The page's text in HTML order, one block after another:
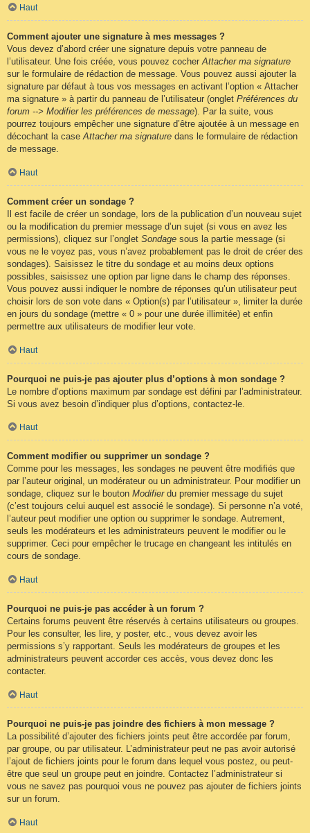
Haut
Comment ajouter une signature à mes messages ?
Vous devez d’abord créer une signature depuis votre panneau de
l’utilisateur. Une fois créée, vous pouvez cocherAttacher ma signature
sur le formulaire de rédaction de message. Vous pouvez aussi ajouter la
signature par défaut à tous vos messages en activant l’option « Attacher
ma signature » à partir du panneau de l’utilisateur (onglet Préférences du
forum --> Modifier les préférences de message). Par la suite, vous
pourrez toujours empêcher une signature d’être ajoutée à un message en
décochant la caseAttacher ma signature dans le formulaire de rédaction
de message.
Haut
Comment créer un sondage ?
Il est facile de créer un sondage, lors de la publication d’un nouveau sujet
ou la modification du premier message d’un sujet (si vous en avez les
permissions), cliquez sur l’onglet Sondage sous la partie message (si
vous ne le voyez pas, vous n’avez probablement pas le droit de créer des
sondages). Saisissez le titre du sondage et au moins deux options
possibles, saisissez une option par ligne dans le champ des réponses.
Vous pouvez aussi indiquer le nombre de réponses qu’un utilisateur peut
choisir lors de son vote dans « Option(s) par l’utilisateur », limiter la durée
en jours du sondage (mettre « 0 » pour une durée illimitée) et enfin
permettre aux utilisateurs de modifier leur vote.
Haut
Pourquoi ne puis-je pas ajouter plus d’options à mon sondage ?
Le nombre d’options maximum par sondage est défini par l’administrateur.
Si vous avez besoin d’indiquer plus d’options, contactez-le.
Haut
Comment modifier ou supprimer un sondage ?
Comme pour les messages, les sondages ne peuvent être modifiés que
par l’auteur original, un modérateur ou un administrateur. Pour modifier un
sondage, cliquez sur le bouton Modifierdu premier message du sujet
(c’est toujours celui auquel est associé le sondage). Si personne n’a voté,
l’auteur peut modifier une option ou supprimer le sondage. Autrement,
seuls les modérateurs et les administrateurs peuvent le modifier ou le
supprimer. Ceci pour empêcher le trucage en changeant les intitulés en
cours de sondage.
Haut
Pourquoi ne puis-je pas accéder à un forum ?
Certains forums peuvent être réservés à certains utilisateurs ou groupes.
Pour les consulter, les lire, y poster, etc., vous devez avoir les
permissions s’y rapportant. Seuls les modérateurs de groupes et les
administrateurs peuvent accorder ces accès, vous devez donc les
contacter.
Haut
Pourquoi ne puis-je pas joindre des fichiers à mon message ?
La possibilité d’ajouter des fichiers joints peut être accordée par forum,
par groupe, ou par utilisateur. L’administrateur peut ne pas avoir autorisé
l’ajout de fichiers joints pour le forum dans lequel vous postez, ou peut-
être que seul un groupe peut en joindre. Contactez l’administrateur si
vous ne savez pas pourquoi vous ne pouvez pas ajouter de fichiers joints
sur un forum.
Haut